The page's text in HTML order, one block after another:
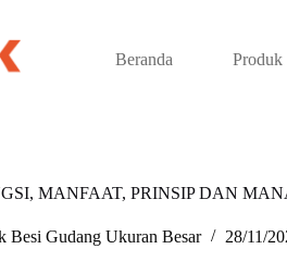
Beranda Produk
MANFAAT, PRINSIP DAN
Besi Gudang Ukuran Besar 28/11/